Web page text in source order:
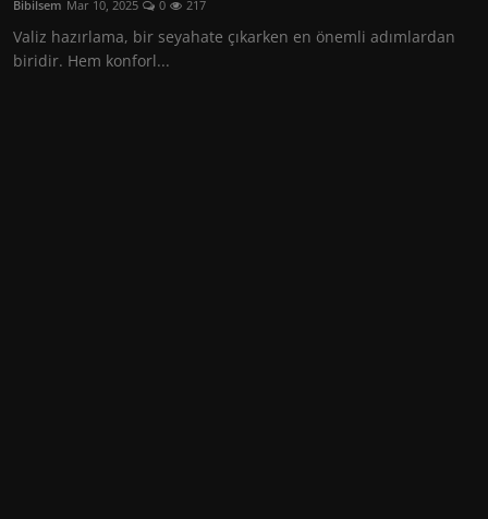
Kişisel Gelişim
Bibilsem Mar 10, 2025 0 217
Valiz hazırlama, bir seyahate çıkarken en önemli adımlardan
biridir. Hem konforl...